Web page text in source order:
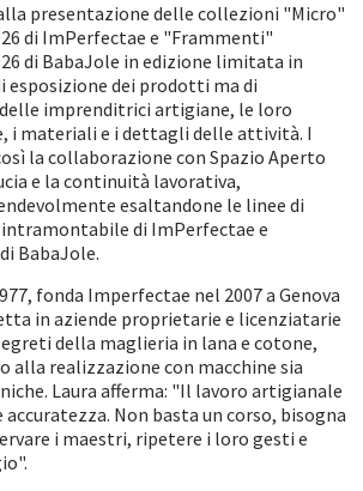
presentazione delle collezioni "Micro"
di ImPerfectae e "Frammenti"
di BabaJole in edizione limitata in
dei prodotti ma di
imprenditrici artigiane, le loro
i materiali e i dettagli delle attività. I
la collaborazione con Spazio Aperto
e la continuità lavorativa,
esaltandone le linee di
di ImPerfectae e
BabaJole.
fonda Imperfectae nel 2007 a Genova
in aziende proprietarie e licenziatarie
della maglieria in lana e cotone,
alla realizzazione con macchine sia
Laura afferma: "Il lavoro artigianale
Non basta un corso, bisogna
i maestri, ripetere i loro gesti e